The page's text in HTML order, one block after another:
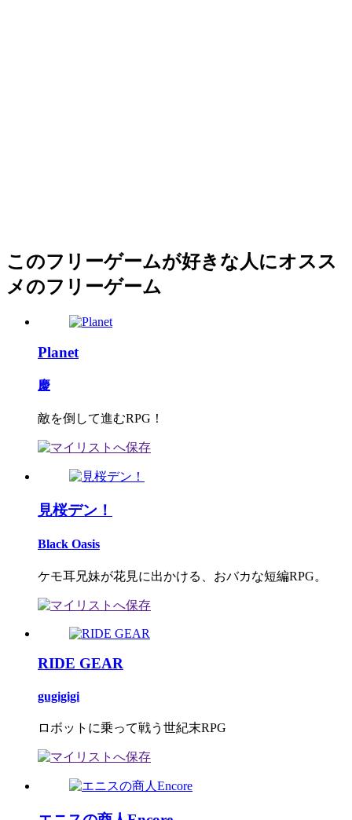
このフリーゲームが好きな人にオスス
メのフリーゲーム
Planet
慶
敵を倒して進むRPG！
見桜デン！
Black Oasis
ケモ耳兄妹が花見に出かける、おバカな短編RPG。
RIDE GEAR
gugigigi
ロボットに乗って戦う世紀末RPG